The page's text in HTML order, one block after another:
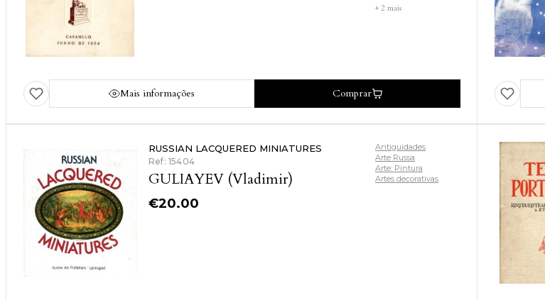
+ 2 mais
Mais informações Comprar
RUSSIAN LACQUERED MINIATURES
Ref: 15404
GULIAYEV (Vladimir)
€20.00
Antiguidades
Arte Russa
Arte: Pintura
Artes decorativas